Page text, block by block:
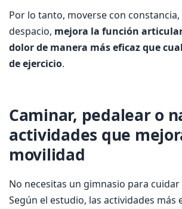
Por lo tanto, moverse con constancia,
despacio, mejora la función
dolor de manera más eficaz que
de ejercicio.
Caminar, pedalear o
actividades que
movilidad
No necesitas un gimnasio para
Según el estudio, las actividades más